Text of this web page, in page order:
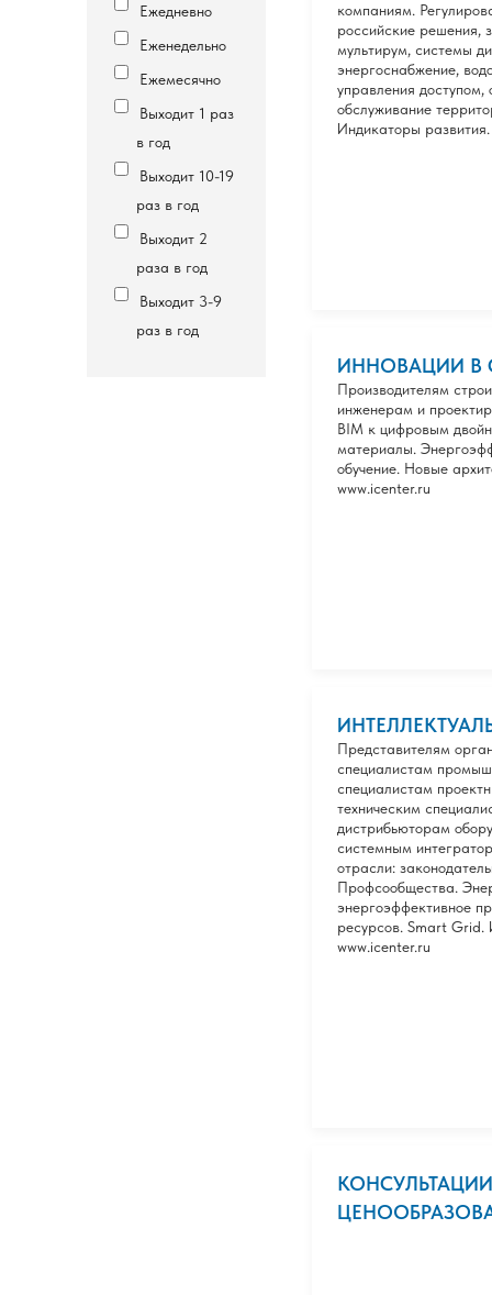
Ежедневно
Еженедельно
Ежемесячно
Выходит 1 раз
в год
Выходит 10-19
раз в год
Выходит 2
раза в год
Выходит 3-9
раз в год
компаниям.
российские решения,
мультирум, системы
энергоснабжение,
управления доступом,
обслуживание
Индикаторы
ИННОВАЦИИ В
Производителям
инженерам и
BIM к цифровым
материалы.
обучение. Новые
www.icenter.ru
Представителям
специалистам
специалистам
техническим
дистрибьюторам
системным
отрасли:
Профсообщества.
энергоэффективное
ресурсов. Smart Grid.
www.icenter.ru